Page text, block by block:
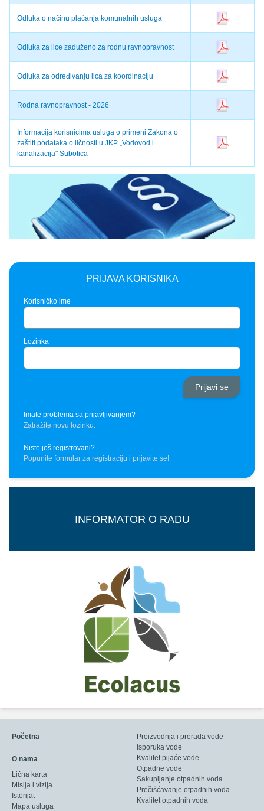
Odluka o načinu plaćanja komunalnih usluga
Odluka za lice zaduženo za rodnu ravnopravnost
Odluka za određivanju lica za koordinaciju
Rodna ravnopravnost - 2026
Informacija korisnicima usluga o primeni Zakona o
zaštiti podataka o ličnosti u JKP „Vodovod i
kanalizacija" Subotica
PRIJAVA KORISNIKA
Korisničko ime
Lozinka
Imate problema sa prijavljivanjem?
Zatražite novu lozinku.
Niste još registrovani?
Popunite formular za registraciju i prijavite se!
INFORMATOR O RADU
Početna
O nama
Lična karta
Misija i vizija
Istorijat
Mapa usluga
Proizvodnja i prerada vode
Isporuka vode
Kvalitet pijaće vode
Otpadne vode
Sakupljanje otpadnih voda
Prečišćavanje otpadnih voda
Kvalitet otpadnih voda